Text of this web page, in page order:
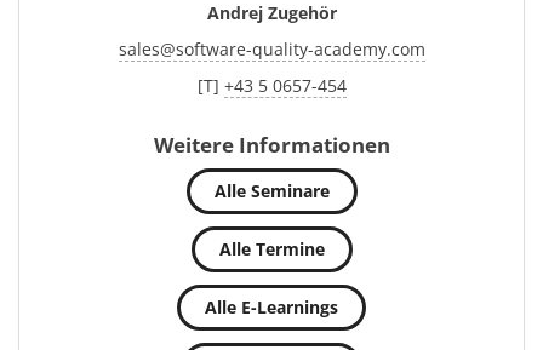
Andrej Zugehör
sales@software-quality-academy.com
[T] +43 5 0657-454
Weitere Informationen
Alle Seminare
Alle Termine
Alle E-Learnings